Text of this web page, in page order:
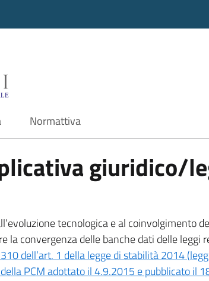
di ricerca
Normattiva
giuridico/
tecnologica e al coinvolgimento
la convergenza delle banche dati delle
dell’art. 1 della legge di stabilità 2014
PCM adottato il 4.9.2015 e pubblicato il